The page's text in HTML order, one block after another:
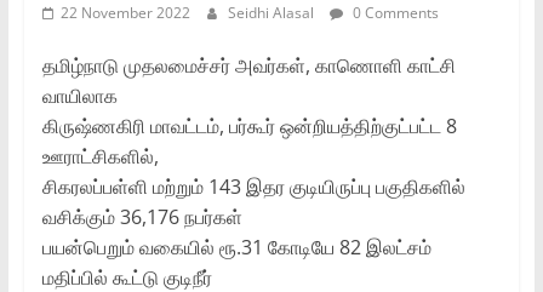
22 November 2022 Seidhi Alasal 0 Comments
தமிழ்நாடு முதலமைச்சர் அவர்கள், காணொளி காட்சி
வாயிலாக
கிருஷ்ணகிரி மாவட்டம், பர்கூர் ஒன்றியத்திற்குட்பட்ட 8
ஊராட்சிகளில்,
சிகரலப்பள்ளி மற்றும் 143 இதர குடியிருப்பு பகுதிகளில்
வசிக்கும் 36,176 நபர்கள்
பயன்பெறும் வகையில் ரூ.31 கோடியே 82 இலட்சம்
மதிப்பில் கூட்டு குடிநீர்